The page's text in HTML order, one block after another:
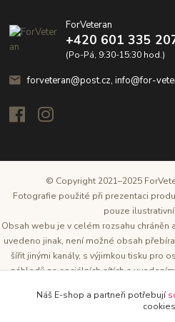
ForVeteran
+420 601 335
(Po-Pá, 9:30-15:30 hod.)
forveteran@post.cz, info@for-
© Copyright 2021–2025
Fotografie použité při prezentaci
pouze
Obsah webu je v celém rozsahu chráněn
uvedeno jinak, není možné obsah
šířit jinými kanály, s výjimkou tisku pro
náhledů na sociálních sítích s
těchto webových
Náš E-shop a partneři potřebují